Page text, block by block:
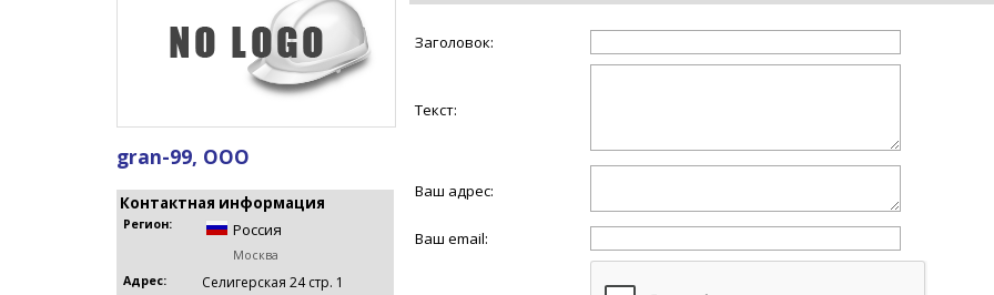
gran-99, ООО
Контактная информация
Регион: Россия
Москва
Адрес:
Селигерская 24 стр. 1
Заголовок:
Текст:
Ваш адрес:
Ваш email: